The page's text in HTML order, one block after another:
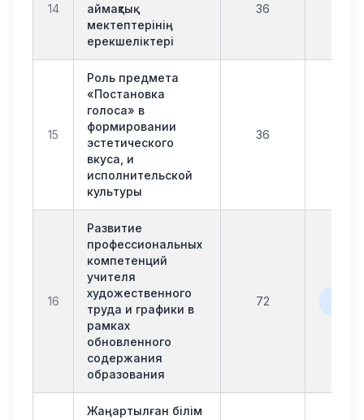
14
аймақтық
мектептерінің
ерекшеліктері
36
15
Роль предмета
«Постановка
голоса» в
формировании
эстетического
вкуса, и
исполнительской
культуры
36
16
Развитие
профессиональных
компетенций
учителя
художественного
труда и графики в
рамках
обновленного
содержания
образования
72
Жаңартылған білім